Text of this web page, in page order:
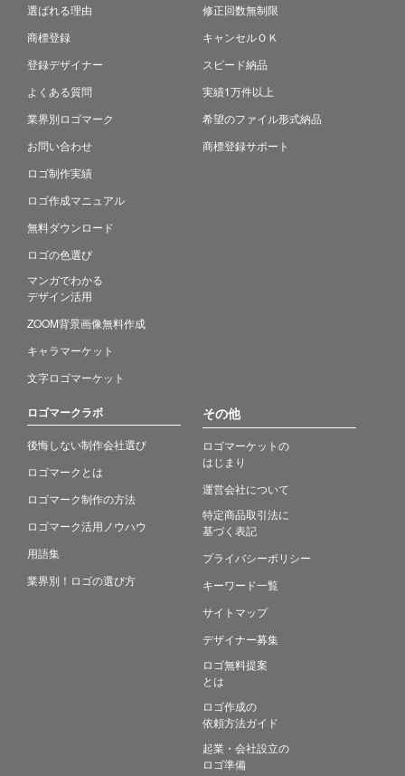
選ばれる理由
商標登録
登録デザイナー
よくある質問
業界別ロゴマーク
お問い合わせ
ロゴ制作実績
ロゴ作成マニュアル
無料ダウンロード
ロゴの色選び
マンガでわかる
デザイン活用
ZOOM背景画像無料作成
キャラマーケット
文字ロゴマーケット
修正回数無制限
キャンセルＯＫ
スピード納品
実績1万件以上
希望のファイル形式納品
商標登録サポート
ロゴマークラボ
後悔しない制作会社選び
ロゴマークとは
ロゴマーク制作の方法
ロゴマーク活用ノウハウ
用語集
業界別！ロゴの選び方
その他
ロゴマーケットの
はじまり
運営会社について
特定商品取引法に
基づく表記
プライバシーポリシー
キーワード一覧
サイトマップ
デザイナー募集
ロゴ無料提案
とは
ロゴ作成の
依頼方法ガイド
起業・会社設立の
ロゴ準備